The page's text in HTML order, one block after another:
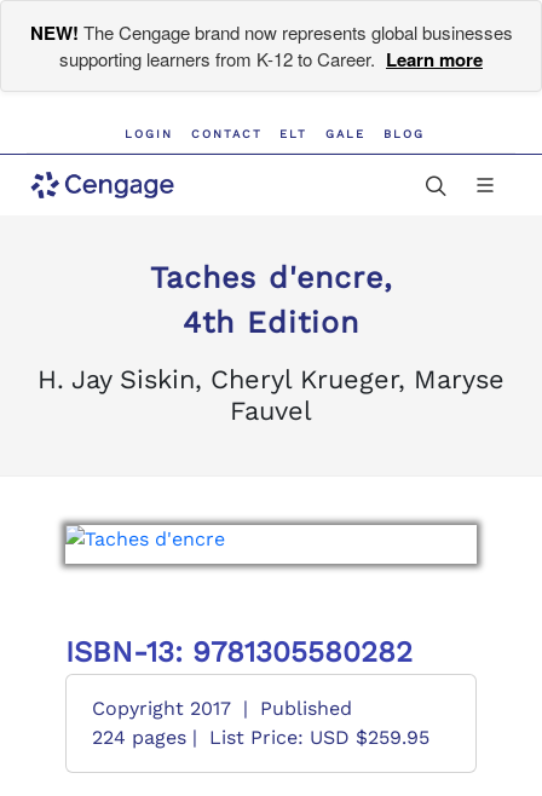
NEW! The Cengage brand now represents global businesses
supporting learners from K-12 to Career. Learn more
LOGIN CONTACT ELT GALE BLOG
Taches d'encre,
4th Edition
H. Jay Siskin, Cheryl Krueger, Maryse
Fauvel
ISBN-13: 9781305580282
Copyright 2017 |
Published
224 pages |
List Price: USD $259.95